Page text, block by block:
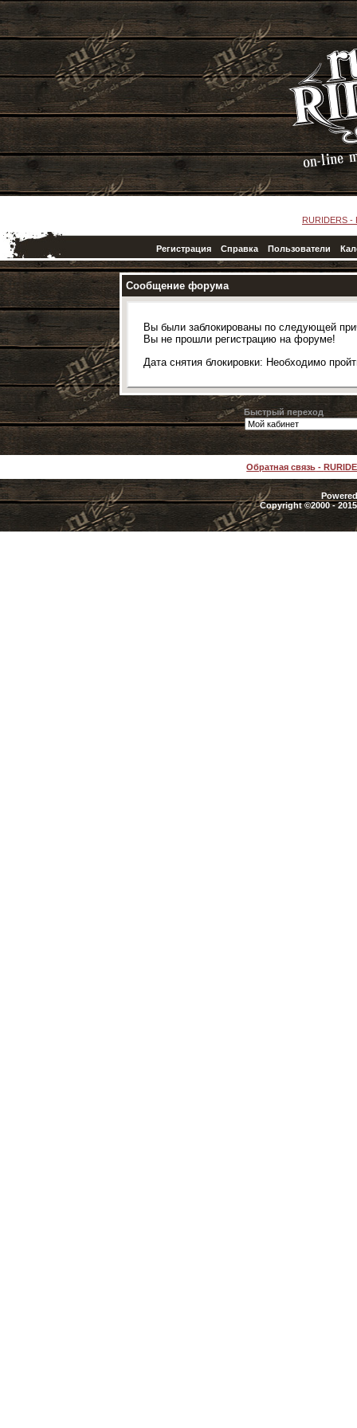
RURIDERS -
Регистрация Справка Пользователи
Сообщение форума
Вы были заблокированы по следующей
Вы не прошли регистрацию на форуме!
Дата снятия блокировки: Необходимо
Быстрый переход
Обратная связь -
Copyright ©2000 -